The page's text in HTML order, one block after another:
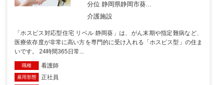
分位 静岡県静岡市葵...
介護施設
「ホスピス対応型住宅 リベル 静岡葵」は、がん末期や指定難病など、
医療依存度が非常に高い方を専門的に受け入れる「ホスピス型」の住ま
いです。 24時間365日常...
職種 看護師
雇用形態 正社員